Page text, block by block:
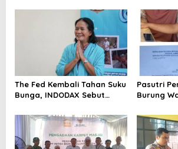
Blockchain
The Fed Kembali Tahan Suku
Bunga, INDODAX Sebut
Sentimen Pasar
Pasutri
Burung
Pelapor
Segera